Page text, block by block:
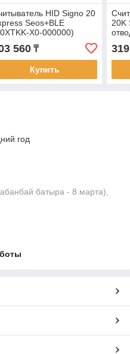
HID Signo 20
Seos+BLE
X0-000000)
560₸
Купить
20K
год
батыра - 8 марта),